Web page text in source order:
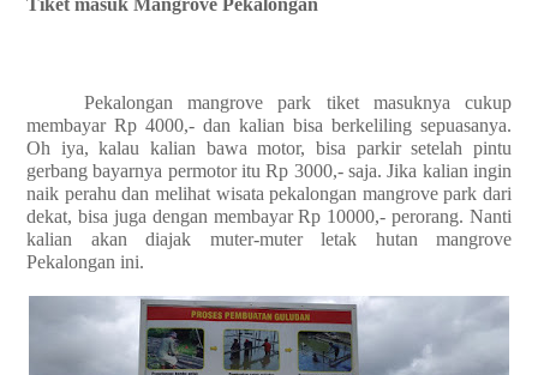
Tiket masuk Mangrove Pekalongan
Pekalongan mangrove park tiket masuknya cukup
membayar Rp 4000,- dan kalian bisa berkeliling sepuasanya.
Oh iya, kalau kalian bawa motor, bisa parkir setelah pintu
gerbang bayarnya permotor itu Rp 3000,- saja. Jika kalian ingin
naik perahu dan melihat wisata pekalongan mangrove park dari
dekat, bisa juga dengan membayar Rp 10000,- perorang. Nanti
kalian akan diajak muter-muter letak hutan mangrove
Pekalongan ini.